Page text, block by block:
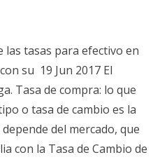
tasas para efectivo en
su 19 Jun 2017 El
Tasa de compra: lo que
o tasa de cambio es la
del mercado, que
con la Tasa de Cambio de